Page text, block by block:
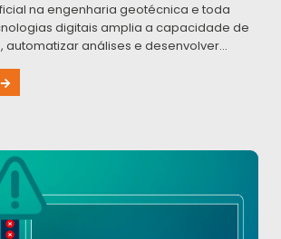
na engenharia geotécnica e toda
digitais amplia a capacidade de
análises e desenvolver...